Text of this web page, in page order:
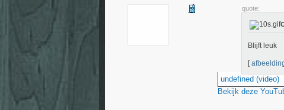
quote:
Blijft leuk
[
undefined (video)
Bekijk deze